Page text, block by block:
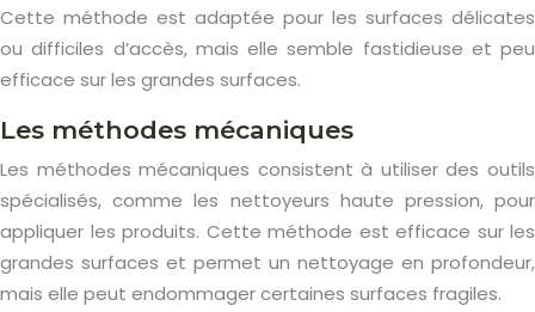
Cette méthode est adaptée pour les surfaces délicates
ou difficiles d’accès, mais elle semble fastidieuse et peu
efficace sur les grandes surfaces.
Les méthodes mécaniques
Les méthodes mécaniques consistent à utiliser des outils
spécialisés, comme les nettoyeurs haute pression, pour
appliquer les produits. Cette méthode est efficace sur les
grandes surfaces et permet un nettoyage en profondeur,
mais elle peut endommager certaines surfaces fragiles.